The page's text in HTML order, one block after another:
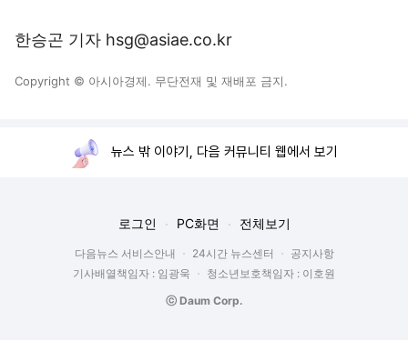
한승곤 기자 hsg@asiae.co.kr
Copyright © 아시아경제. 무단전재 및 재배포 금지.
뉴스 밖 이야기, 다음 커뮤니티 웹에서 보기
로그인 PC화면 전체보기
다음뉴스 서비스안내 24시간 뉴스센터
공지사항
기사배열책임자 : 임광욱
청소년보호책임자 : 이호원
ⓒ Daum Corp.